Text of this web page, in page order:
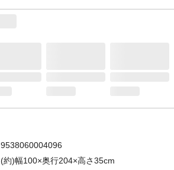
9538060004096
(約)幅100×奥行204×高さ35cm